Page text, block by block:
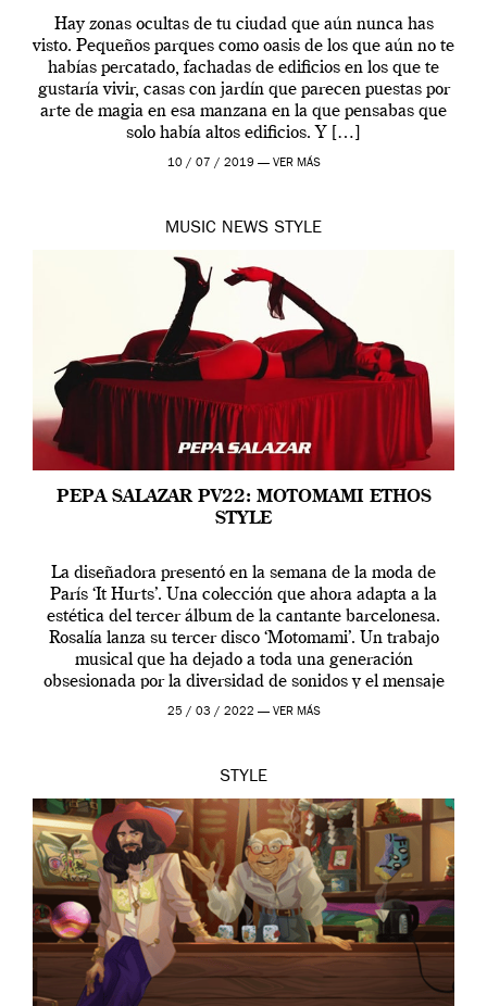
Hay zonas ocultas de tu ciudad que aún nunca has
visto. Pequeños parques como oasis de los que aún no te
habías percatado, fachadas de edificios en los que te
gustaría vivir, casas con jardín que parecen puestas por
arte de magia en esa manzana en la que pensabas que
solo había altos edificios. Y […]
10 / 07 / 2019 — VER MÁS
MUSIC NEWS STYLE
PEPA SALAZAR PV22: MOTOMAMI ETHOS
STYLE
La diseñadora presentó en la semana de la moda de
París ‘It Hurts’. Una colección que ahora adapta a la
estética del tercer álbum de la cantante barcelonesa.
Rosalía lanza su tercer disco ‘Motomami’. Un trabajo
musical que ha dejado a toda una generación
obsesionada por la diversidad de sonidos y el mensaje
profundo que […]
25 / 03 / 2022 — VER MÁS
STYLE